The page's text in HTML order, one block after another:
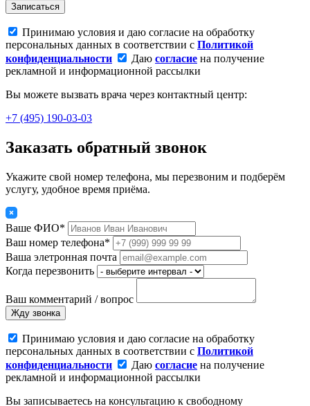
Записаться
Принимаю условия и даю согласие на обработку
персональных данных в соответствии с Политикой
конфиденциальности
Даю согласие на получение
рекламной и информационной рассылки
Вы можете вызвать врача через контактный центр:
+7 (495) 190-03-03
Заказать обратный звонок
Укажите свой номер телефона, мы перезвоним и подберём
услугу, удобное время приёма.
Ваше ФИО*
Ваш номер телефона*
Ваша элетронная почта
Когда перезвонить
Ваш комментарий / вопрос
Жду звонка
Принимаю условия и даю согласие на обработку
персональных данных в соответствии с Политикой
конфиденциальности
Даю согласие на получение
рекламной и информационной рассылки
Вы записываетесь на консультацию к свободному